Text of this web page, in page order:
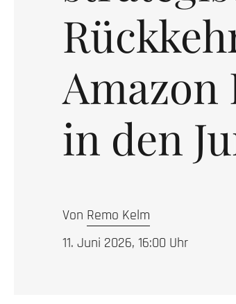
Amazon
in den
Von Remo Kelm
11. Juni 2026, 16:00 Uhr